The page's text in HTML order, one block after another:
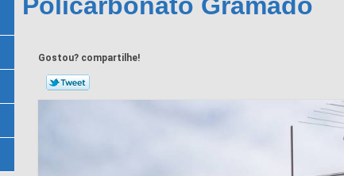
Gostou? compartilhe!